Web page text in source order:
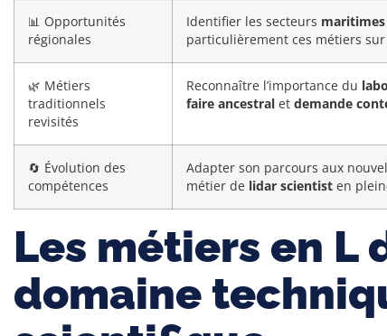
📊 Opportunités
régionales
Identifier les secteurs maritimes
particulièrement ces métiers
🌿 Métiers
traditionnels
revisités
Reconnaître l’importance du
faire ancestral et demande
🔄 Évolution des
compétences
Adapter son parcours aux
métier de lidar scientist en
Les métiers en L
domaine